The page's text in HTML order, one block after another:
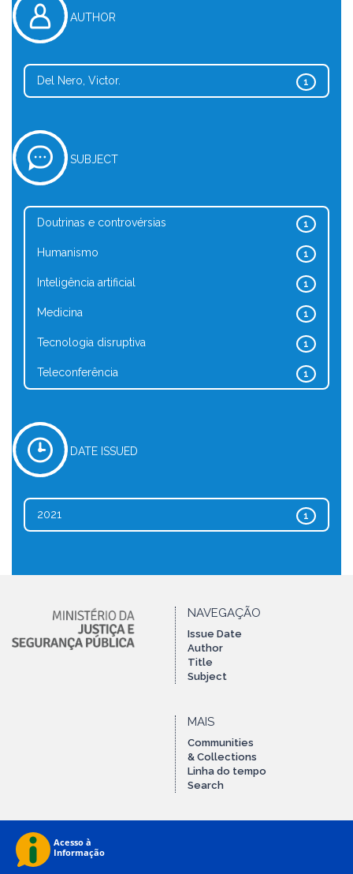
AUTHOR
1
Del Nero, Victor.
SUBJECT
1
Doutrinas e controvérsias
1
Humanismo
1
Inteligência artificial
1
Medicina
1
Tecnologia disruptiva
1
Teleconferência
DATE ISSUED
1
2021
NAVEGAÇÃO
Issue Date
Author
Title
Subject
MAIS
Communities
& Collections
Linha do tempo
Search